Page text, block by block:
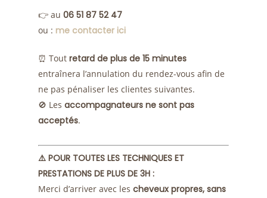
👉 au06 51 87 52 47
ou : me contacter ici
⏰ Toutretard de plus de 15 minutes
entraînera l’annulation du rendez-vous afin de
ne pas pénaliser les clientes suivantes.
🚫 Lesaccompagnateurs ne sont pas
acceptés.
⚠️ POUR TOUTES LES TECHNIQUES ET
PRESTATIONS DE PLUS DE 3H :
Merci d’arriver avec lescheveux propres, sans